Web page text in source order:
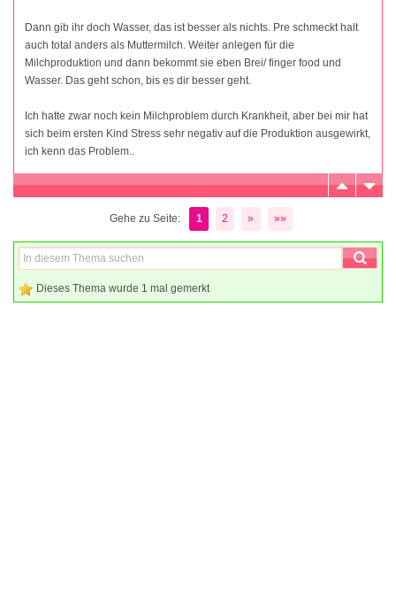
Dann gib ihr doch Wasser, das ist besser als nichts. Pre schmeckt halt
auch total anders als Muttermilch. Weiter anlegen für die
Milchproduktion und dann bekommt sie eben Brei/ finger food und
Wasser. Das geht schon, bis es dir besser geht.
Ich hatte zwar noch kein Milchproblem durch Krankheit, aber bei mir hat
sich beim ersten Kind Stress sehr negativ auf die Produktion ausgewirkt,
ich kenn das Problem..
Gehe zu Seite: 1 2 » »»
Dieses Thema wurde 1 mal gemerkt